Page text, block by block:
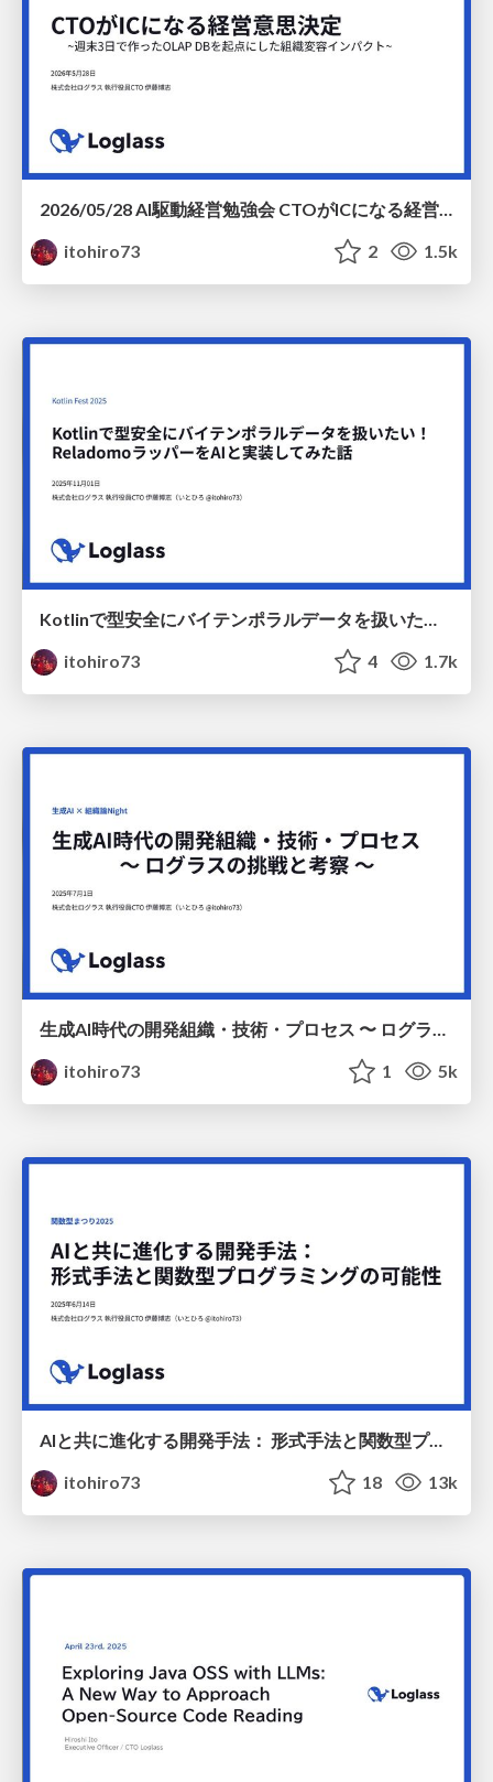
itohiro73
2 1.5k
Kotlinで型安全にバイテンポラルデータを扱いたい！ ReladomoラッパーをAIと実装してみた話
itohiro73
4 1.7k
生成AI時代の開発組織・技術・プロセス 〜 ログラスの挑戦と考察 〜
itohiro73
1 5k
AIと共に進化する開発手法： 形式手法と関数型プログラミングの可能性
itohiro73
18 13k